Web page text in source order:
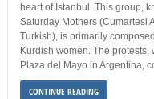
heart of Istanbul. This group,
Saturday Mothers (Cumartesi
Turkish), is primarily
Kurdish women. The protests,
Plaza del Mayo in Argentina,
CONTINUE READING